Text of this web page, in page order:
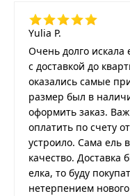
Yulia P.
Очень долго
с доставкой до
оказались самые
размер был в
оформить заказ.
оплатить по счету
устроило. Сама ель
качество. Доставка
елка, то буду
нетерпением